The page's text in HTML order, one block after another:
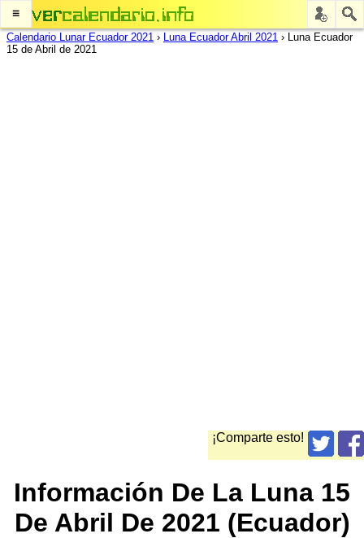
≡
Calendario Lunar Ecuador 2021 › Luna Ecuador Abril 2021 › Luna Ecuador
15 de Abril de 2021
¡Comparte esto!
Información De La Luna 15
De Abril De 2021 (Ecuador)